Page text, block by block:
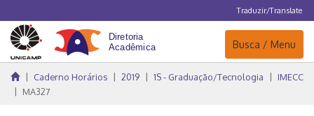
Traduzir/Translate
Navegação
Busca / Menu
Caderno Horários 2019 1S - Graduação/Tecnologia
IMECC
MA327